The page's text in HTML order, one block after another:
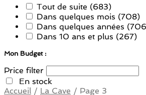
Tout de suite (683)
Dans quelques mois (708)
Dans quelques années
Dans 10 ans et plus (267)
Mon Budget :
Price filter
En stock
Accueil / La Cave / Page 3